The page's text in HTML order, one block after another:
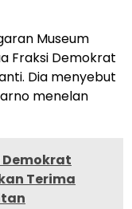
Museum
Fraksi Demokrat
Dia menyebut
menelan
Demokrat
Terima